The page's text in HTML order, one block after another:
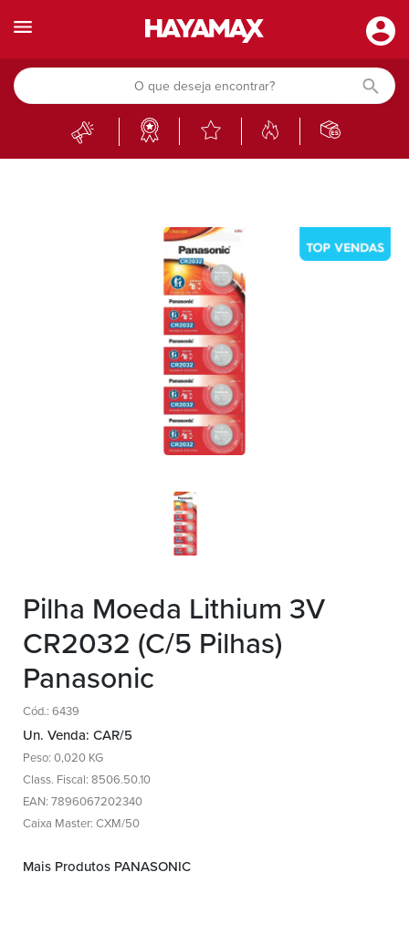
Pilha Moeda Lithium 3V
CR2032 (C/5 Pilhas)
Panasonic
Cód.: 6439
Un. Venda: CAR/5
Peso: 0,020 KG
Class. Fiscal: 8506.50.10
EAN: 7896067202340
Caixa Master: CXM/50
Mais Produtos PANASONIC